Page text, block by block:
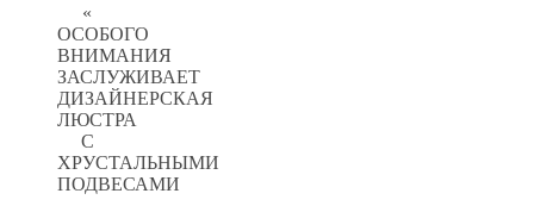
«
ОСОБОГО
ВНИМАНИЯ
ЗАСЛУЖИВАЕТ
ДИЗАЙНЕРСКАЯ
ЛЮСТРА
С
ХРУСТАЛЬНЫМИ
ПОДВЕСАМИ